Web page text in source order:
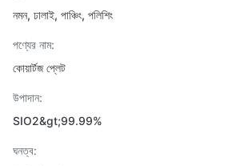
নমন, ঢালাই, পাঞ্চিং, পলিশিং
পণ্যের নাম:
কোয়ার্টজ প্লেট
উপাদান:
SIO2&gt;99.99%
ঘনত্ব: